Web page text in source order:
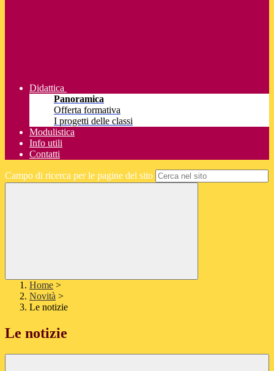
Didattica
Panoramica
Offerta formativa
I progetti delle classi
Modulistica
Info utili
Contatti
Campo di ricerca per le pagine del sito
Home >
Novità >
Le notizie
Le notizie